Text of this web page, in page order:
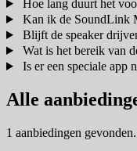
Hoe lang duurt het
Kan ik de SoundLink
Blijft de speaker
Wat is het bereik van
Is er een speciale app
Alle
1 aanbiedingen gevonden.